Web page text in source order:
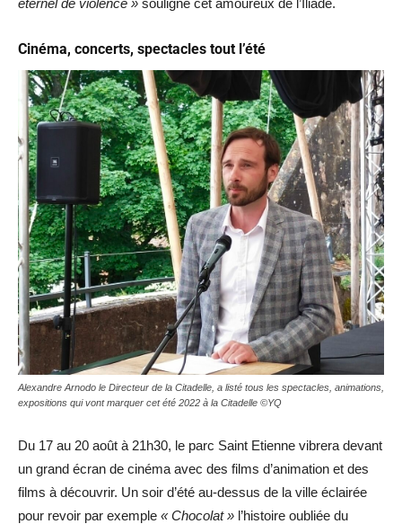
Cinéma, concerts, spectacles tout l’été
Alexandre Arnodo le Directeur de la Citadelle, a listé tous les spectacles, animations,
expositions qui vont marquer cet été 2022 à la Citadelle ©YQ
Du 17 au 20 août à 21h30, le parc Saint Etienne vibrera devant
un grand écran de cinéma avec des films d’animation et des
films à découvrir. Un soir d’été au-dessus de la ville éclairée
pour revoir par exemple « Chocolat » l’histoire oubliée du